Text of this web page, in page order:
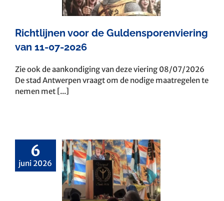
Richtlijnen voor de Guldensporenviering
van 11-07-2026
Zie ook de aankondiging van deze viering 08/07/2026
De stad Antwerpen vraagt om de nodige maatregelen te
nemen met [...]
6
juni 2026